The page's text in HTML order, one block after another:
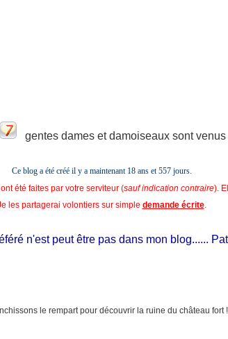
gentes dames et damoiseaux sont
Ce blog a été créé il y a maintenant 18 ans et 557 jours.
été faites par votre serviteur (sauf indication contraire).
les partagerai volontiers sur simple demande écrite.
n'est peut être pas dans mon blog......